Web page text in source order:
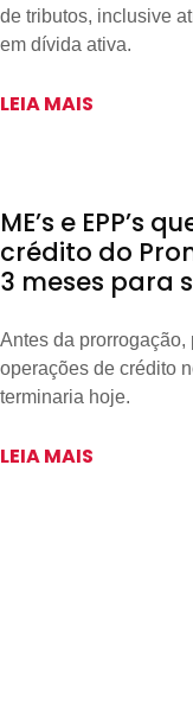
de tributos, inclusive
em dívida ativa.
LEIA MAIS
ME’s e EPP’s
crédito do
3 meses para
Antes da
operações de crédito
terminaria hoje.
LEIA MAIS